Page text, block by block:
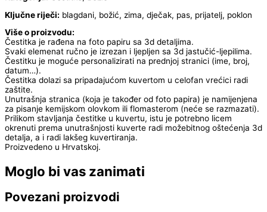
Ključne riječi: blagdani, božić, zima, dječak, pas, prijatelj, poklon
Više o proizvodu:
Čestitka je rađena na foto papiru sa 3d detaljima.
Svaki elemenat ručno je izrezan i ljepljen sa 3d jastučić-ljepilima.
Čestitku je moguće personalizirati na prednjoj stranici (ime, broj,
datum…).
Čestitka dolazi sa pripadajućom kuvertom u celofan vrećici radi
zaštite.
Unutrašnja stranica (koja je također od foto papira) je namijenjena
za pisanje kemijskom olovkom ili flomasterom (neće se razmazati).
Prilikom stavljanja čestitke u kuvertu, istu je potrebno licem
okrenuti prema unutrašnjosti kuverte radi možebitnog oštećenja 3d
detalja, a i radi lakšeg kuvertiranja.
Proizvedeno u Hrvatskoj.
Moglo bi vas zanimati
Povezani proizvodi